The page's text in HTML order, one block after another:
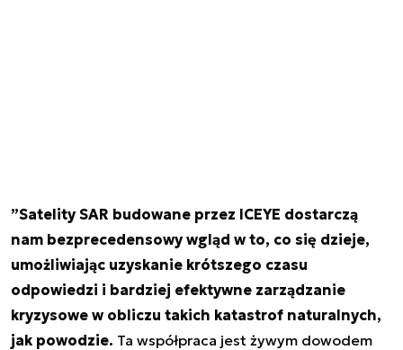
”Satelity SAR budowane przez ICEYE dostarczą
nam bezprecedensowy wgląd w to, co się dzieje,
umożliwiając uzyskanie krótszego czasu
odpowiedzi i bardziej efektywne zarządzanie
kryzysowe w obliczu takich katastrof naturalnych,
jak powodzie. Ta współpraca jest żywym dowodem